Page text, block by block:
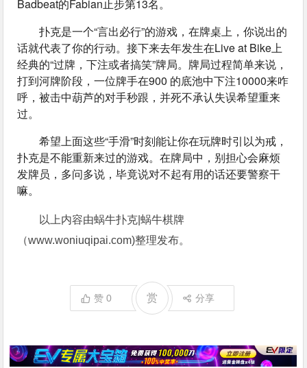
Badbeat的Fabian止步第13名。
扑克是一个“言出必行”的游戏，在牌桌上，你说出的
话就代表了你的行动。接下来去年发生在Live at Bike上
经典的“过牌，下注或者搞笑”牌局。牌局过程简单来说，
打到河牌阶段，一位牌手在900 的底池中下注10000来咋
呼，被击中葫芦的对手秒跟，并死不承认失误希望重来
过。
希望上面这些“手滑”时刻能让你在玩牌时引以为戒，
扑克是不能重新来过的游戏。在牌局中，别担心会麻烦
发牌员，多问多说，毕竟说对不起有用的话还要警察干
嘛。
以上内容由蜗牛扑克|蜗牛棋牌
（www.woniuqipai.com)整理发布。
赞0 赏 分享